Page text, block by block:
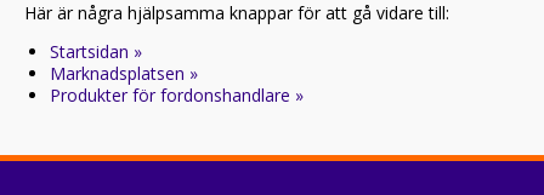
Här är några hjälpsamma knappar för att gå vidare till:
Startsidan »
Marknadsplatsen »
Produkter för fordonshandlare »